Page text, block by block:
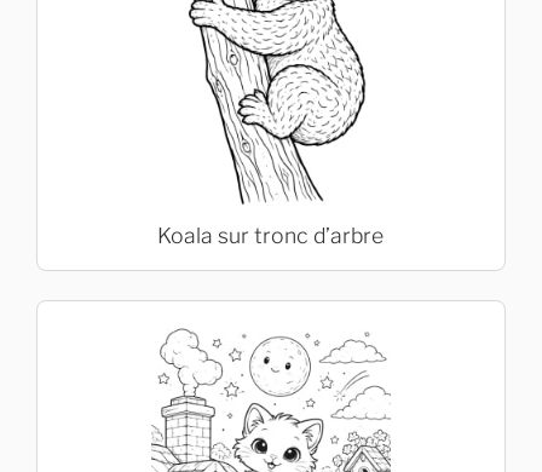
Koala sur tronc d’arbre